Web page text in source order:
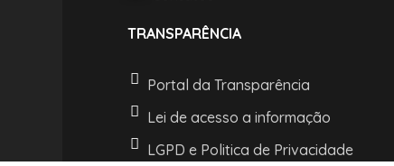
TRANSPARÊNCIA
Portal da Transparência
Lei de acesso a informação
LGPD e Politica de Privacidade